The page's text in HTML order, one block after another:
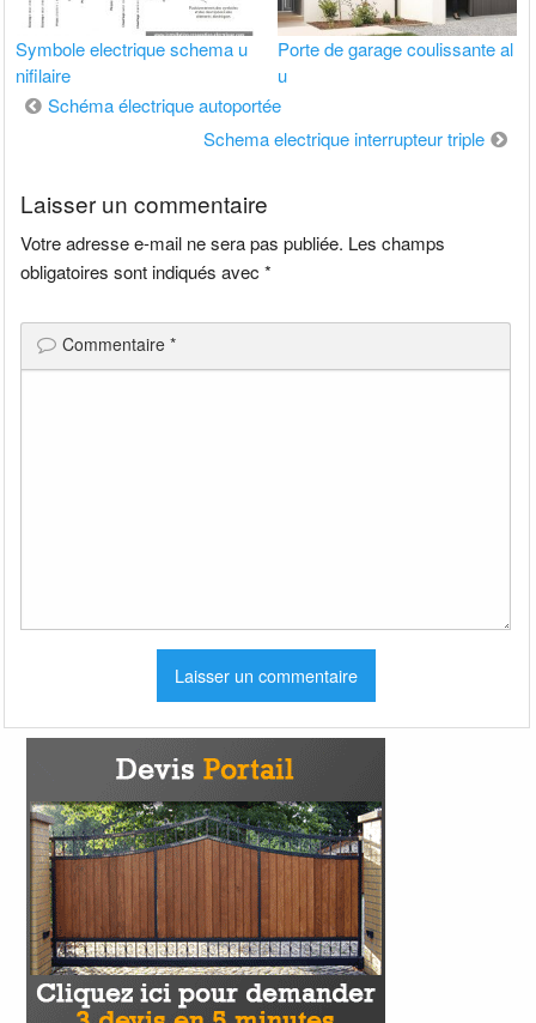
Symbole electrique schema u
nifilaire
Porte de garage coulissante al
u
Navigation
Schéma électrique autoportée
Schema electrique interrupteur triple
Laisser un commentaire
Votre adresse e-mail ne sera pas publiée. Les champs
obligatoires sont indiqués avec*
Commentaire*